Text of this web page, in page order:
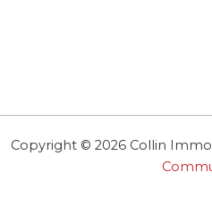
Copyright © 2026 Collin